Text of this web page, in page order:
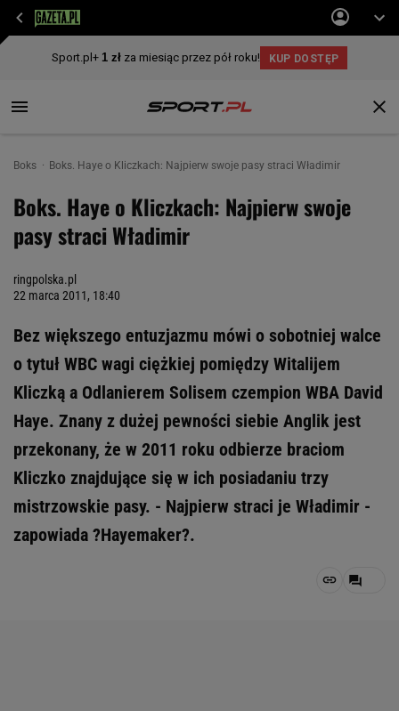
Boks Boks. Haye o Kliczkach: Najpierw swoje pasy straci Władimir
Boks. Haye o Kliczkach: Najpierw swoje
pasy straci Władimir
ringpolska.pl
22 marca 2011, 18:40
Bez większego entuzjazmu mówi o sobotniej walce
o tytuł WBC wagi ciężkiej pomiędzy Witalijem
Kliczką a Odlanierem Solisem czempion WBA David
Haye. Znany z dużej pewności siebie Anglik jest
przekonany, że w 2011 roku odbierze braciom
Kliczko znajdujące się w ich posiadaniu trzy
mistrzowskie pasy. - Najpierw straci je Władimir -
zapowiada ?Hayemaker?.